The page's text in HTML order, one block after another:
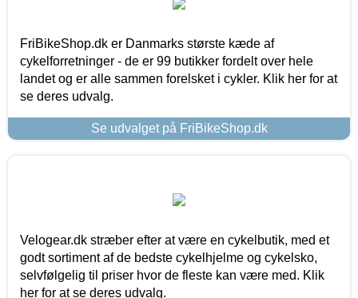
FriBikeShop.dk er Danmarks største kæde af
cykelforretninger - de er 99 butikker fordelt over hele
landet og er alle sammen forelsket i cykler. Klik her for at
se deres udvalg.
Se udvalget på FriBikeShop.dk
Velogear.dk stræber efter at være en cykelbutik, med et
godt sortiment af de bedste cykelhjelme og cykelsko,
selvfølgelig til priser hvor de fleste kan være med. Klik
her for at se deres udvalg.